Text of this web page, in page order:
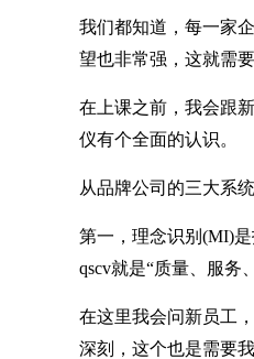
我们都知道，每一家
望也非常强，这就需
在上课之前，我会跟
仪有个全面的认识。
从品牌公司的三大系
第一，理念识别(MI)
qscv就是“质量、服务
在这里我会问新员工
深刻，这个也是需要